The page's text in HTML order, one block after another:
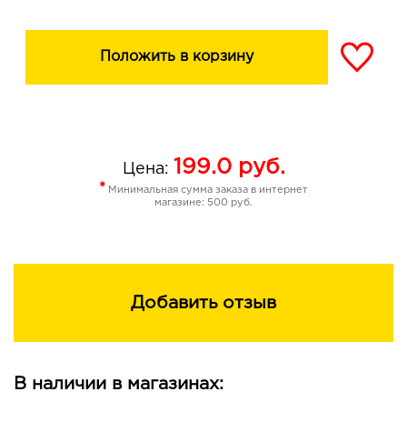
Положить в корзину
Цена: 199.0руб.
* Минимальная сумма заказа в интернет
магазине: 500 руб.
Добавить отзыв
В наличии в магазинах: